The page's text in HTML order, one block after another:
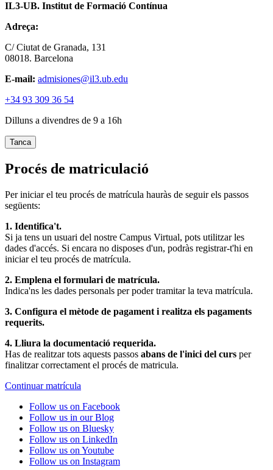
IL3-UB. Institut de Formació Contínua
Adreça:
C/ Ciutat de Granada, 131
08018. Barcelona
E-mail: admisiones@il3.ub.edu
+34 93 309 36 54
Dilluns a divendres de 9 a 16h
Tanca
Procés de matriculació
Per iniciar el teu procés de matrícula hauràs de seguir els passos
següents:
1. Identifica't.
Si ja tens un usuari del nostre Campus Virtual, pots utilitzar les
dades d'accés. Si encara no disposes d'un, podràs registrar-t'hi en
iniciar el teu procés de matrícula.
2. Emplena el formulari de matrícula.
Indica'ns les dades personals per poder tramitar la teva matrícula.
3. Configura el mètode de pagament i realitza els pagaments
requerits.
4. Lliura la documentació requerida.
Has de realitzar tots aquests passos abans de l'inici del curs per
finalitzar correctament el procés de matricula.
Continuar matrícula
Follow us on Facebook
Follow us in our Blog
Follow us on Bluesky
Follow us on LinkedIn
Follow us on Youtube
Follow us on Instagram